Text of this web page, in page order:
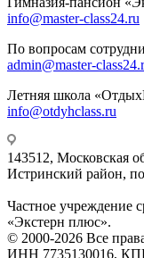
info@master-class24.ru
По вопросам
admin@master-
Летняя школа
info@otdyhclass.ru
143512, Московская
Истринский район,
Частное учреждение
«Экстерн плюс».
© 2000-2026 Все
ИНН 7735130016,